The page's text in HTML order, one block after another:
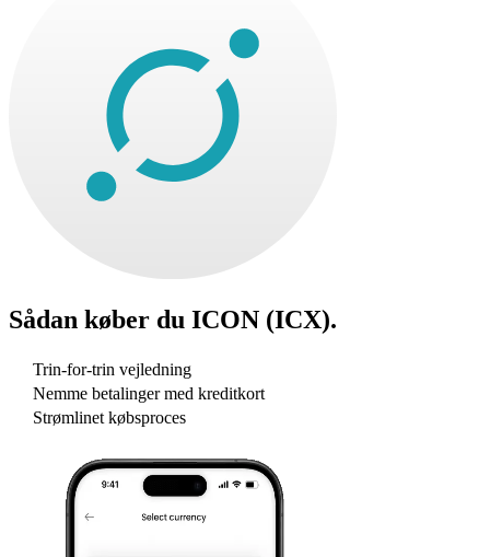
Sådan køber du ICON (ICX).
Trin-for-trin vejledning
Nemme betalinger med kreditkort
Strømlinet købsproces